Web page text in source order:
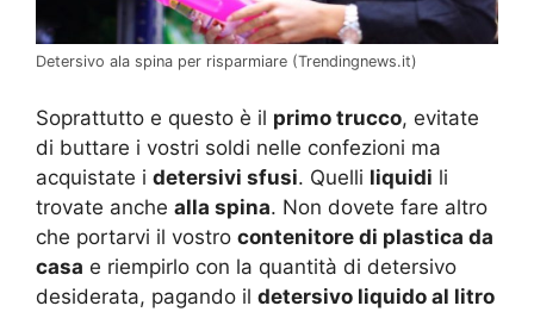
Detersivo ala spina per risparmiare (Trendingnews.it)
Soprattutto e questo è il primo trucco, evitate
di buttare i vostri soldi nelle confezioni ma
acquistate i detersivi sfusi. Quelli liquidi li
trovate anche alla spina. Non dovete fare altro
che portarvi il vostro contenitore di plastica da
casa e riempirlo con la quantità di detersivo
desiderata, pagando il detersivo liquido al litro